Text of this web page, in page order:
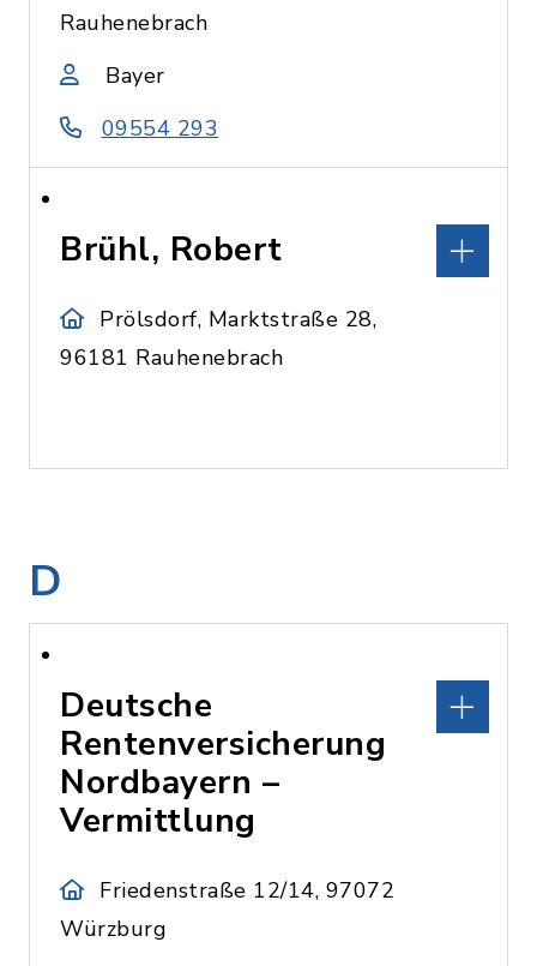
Rauhenebrach
Bayer
09554 293
Brühl, Robert
Prölsdorf, Marktstraße 28,
96181 Rauhenebrach
D
Deutsche
Rentenversicherung
Nordbayern –
Vermittlung
Friedenstraße 12/14, 97072
Würzburg